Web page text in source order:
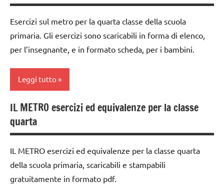
Esercizi sul metro per la quarta classe della scuola
primaria. Gli esercizi sono scaricabili in forma di elenco,
per l’insegnante, e in formato scheda, per i bambini.
Leggi tutto
classe
4a
MATEMATICA
matematica
IL METRO esercizi ed equivalenze per la classe
quarta
IL METRO esercizi ed equivalenze per la classe quarta
della scuola primaria, scaricabili e stampabili
gratuitamente in formato pdf.